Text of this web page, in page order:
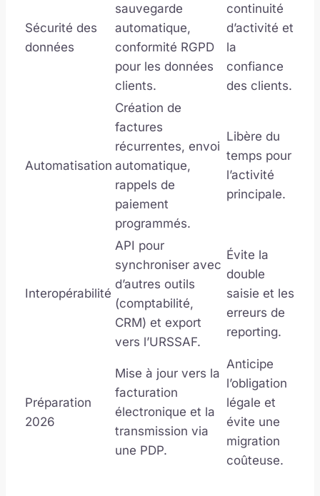
Sécurité des
données
sauvegarde
automatique,
conformité RGPD
pour les données
clients.
continuité
d’activité et
la
confiance
des clients.
Automatisation
Création de
factures
récurrentes, envoi
automatique,
rappels de
paiement
programmés.
Libère du
temps pour
l’activité
principale.
Interopérabilité
API pour
synchroniser avec
d’autres outils
(comptabilité,
CRM) et export
vers l’URSSAF.
Évite la
double
saisie et les
erreurs de
reporting.
Préparation
2026
Mise à jour vers la
facturation
électronique et la
transmission via
une PDP.
Anticipe
l’obligation
légale et
évite une
migration
coûteuse.